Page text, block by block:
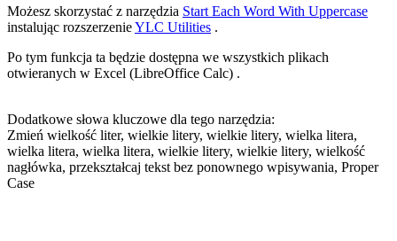
Możesz skorzystać z narzędzia Start Each Word With Uppercase
instalując rozszerzenieYLC Utilities .
Po tym funkcja ta będzie dostępna we wszystkich plikach
otwieranych w Excel (LibreOffice Calc) .
Dodatkowe słowa kluczowe dla tego narzędzia:
Zmień wielkość liter, wielkie litery, wielkie litery, wielka litera,
wielka litera, wielka litera, wielkie litery, wielkie litery, wielkość
nagłówka, przekształcaj tekst bez ponownego wpisywania, Proper
Case